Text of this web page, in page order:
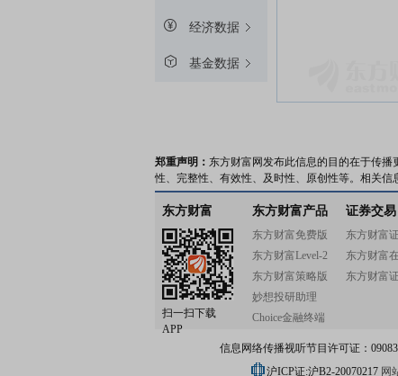
经济数据
基金数据
郑重声明： 东方财富网发布此信息的目的在于传
性、完整性、有效性、及时性、原创性等。相关信
东方财富
扫一扫下载
APP
东方财富产品
东方财富免费版
东方财富Level-2
东方财富策略版
妙想投研助理
Choice金融终端
证券交易
东方财富
东方财富
东方财富
信息网络传播视听节目许可证：
沪ICP证:沪B2-20070217 网